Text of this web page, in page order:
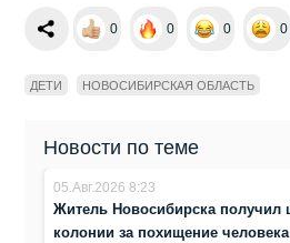
0 0 0 0
ДЕТИ НОВОСИБИРСКАЯ ОБЛАСТЬ
Новости по теме
05.Авг.2026 8:23
Житель Новосибирска получил
колонии за похищение